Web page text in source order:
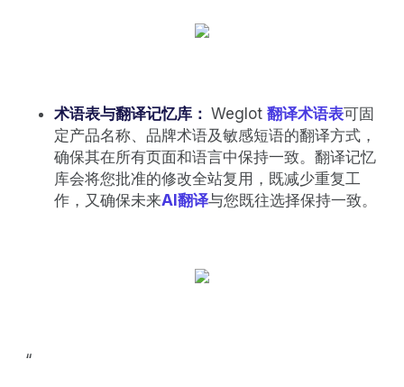
术语表与翻译记忆库： Weglot 翻译术语表可固
定产品名称、品牌术语及敏感短语的翻译方式，
确保其在所有页面和语言中保持一致。翻译记忆
库会将您批准的修改全站复用，既减少重复工
作，又确保未来AI翻译与您既往选择保持一致。
‍“